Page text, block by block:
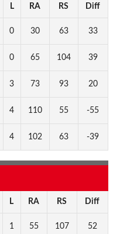
L RA RS Diff
0 30 63 33
0 65 104 39
3 73 93 20
4 110 55 -55
4 102 63 -39
L RA RS Diff
1 55 107 52